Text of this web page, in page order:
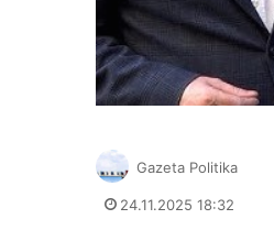
Gazeta Politika
24.11.2025 18:32